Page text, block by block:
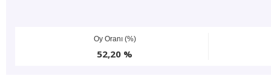
Oy Oranı (%)
52,20 %